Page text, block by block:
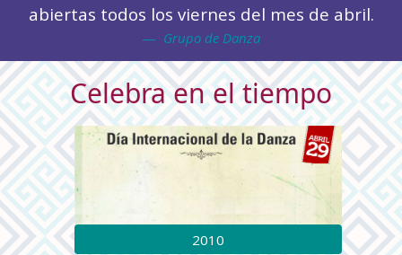
abiertas todos los viernes del mes de abril.
Grupo de Danza
Celebra en el tiempo
2010